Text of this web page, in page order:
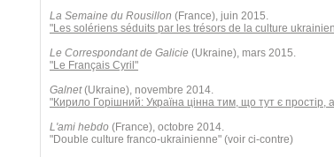
La Semaine du Rousillon (France), juin 2015.
"Les solériens séduits par les trésors de la culture
Le Correspondant de Galicie (Ukraine), mars 2015.
"Le Français Cyril"
Galnet(Ukraine), novembre 2014.
"Кирило Горішний: Україна цінна тим, що тут є простір,
L'ami hebdo (France), octobre 2014.
"Double culture franco-ukrainienne" (voir ci-contre)